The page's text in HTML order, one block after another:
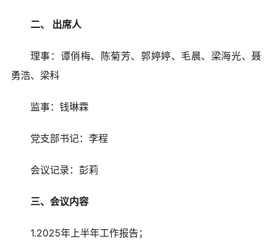
二、 出席人
理事：谭俏梅、陈菊芳、郭婷婷、毛晨、梁海光、聂
勇浩、梁科
监事：钱琳霖
党支部书记：李程
会议记录：彭莉
三、会议内容
1.2025年上半年工作报告；